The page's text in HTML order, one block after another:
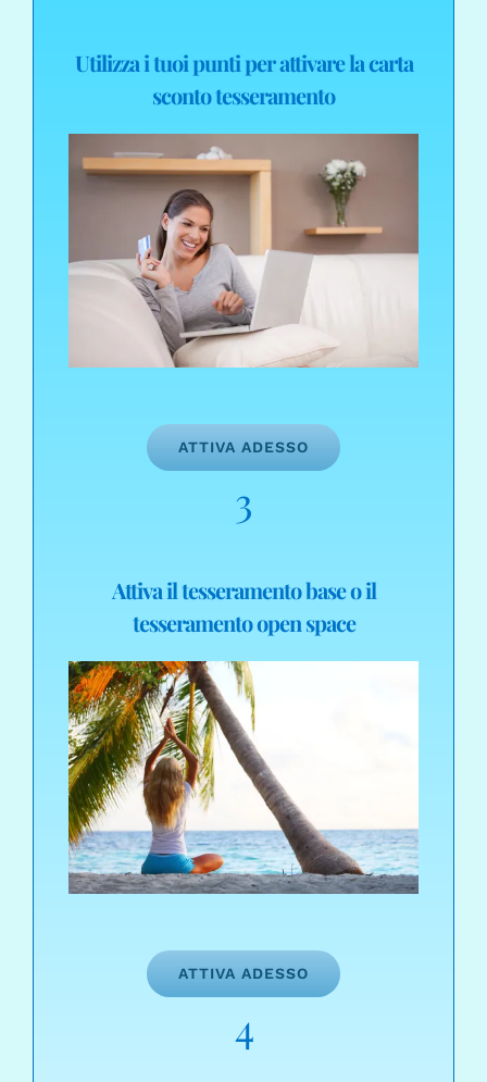
Utilizza i tuoi punti per attivare la carta
sconto tesseramento
ATTIVA ADESSO
3
Attiva il tesseramento base o il
tesseramento open space
ATTIVA ADESSO
4